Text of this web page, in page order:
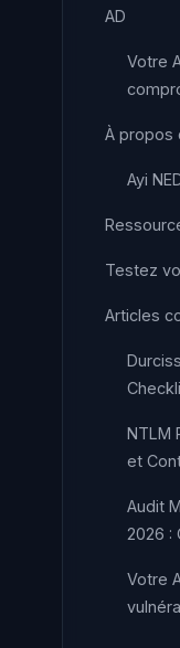
AD
Votre
À propos
Ayi
Testez
Articles
NTLM
et
Audit
2026 :
Votre